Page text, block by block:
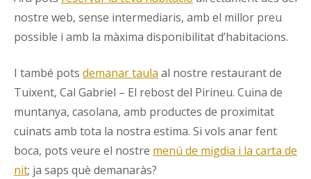
nostre web, sense intermediaris, amb el millor preu
possible i amb la màxima disponibilitat d’habitacions.
I també pots demanar taula al nostre restaurant de
Tuixent, Cal Gabriel – El rebost del Pirineu. Cuina de
muntanya, casolana, amb productes de proximitat
cuinats amb tota la nostra estima. Si vols anar fent
boca, pots veure el nostre menú de migdia i la carta de
nit; ja saps què demanaràs?